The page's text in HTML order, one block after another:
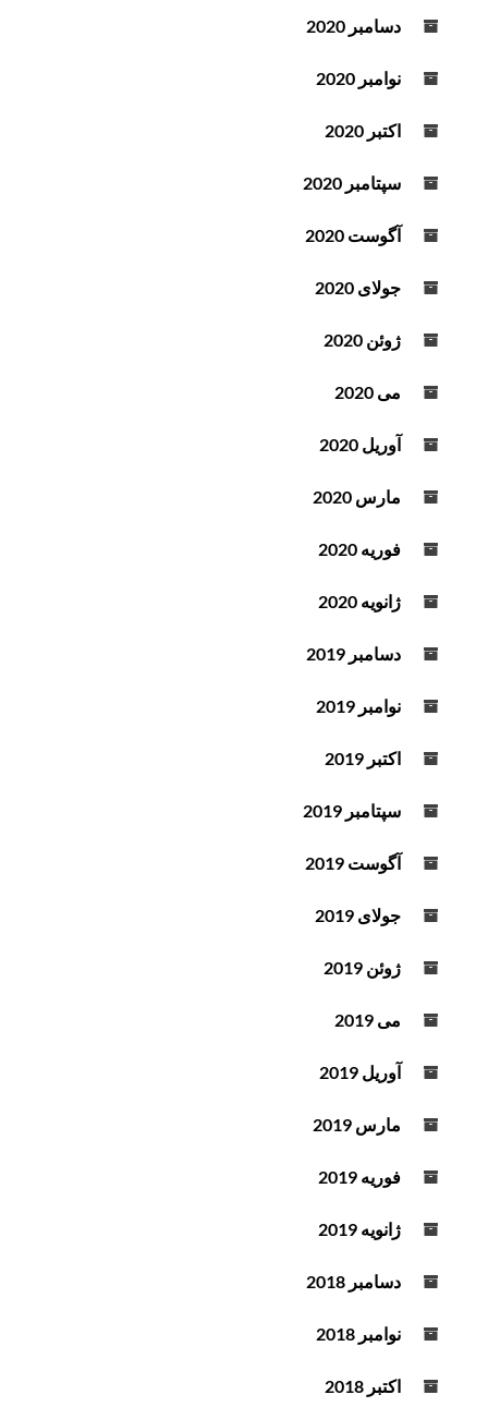
دسامبر 2020
نوامبر 2020
اکتبر 2020
سپتامبر 2020
آگوست 2020
جولای 2020
ژوئن 2020
می 2020
آوریل 2020
مارس 2020
فوریه 2020
ژانویه 2020
دسامبر 2019
نوامبر 2019
اکتبر 2019
سپتامبر 2019
آگوست 2019
جولای 2019
ژوئن 2019
می 2019
آوریل 2019
مارس 2019
فوریه 2019
ژانویه 2019
دسامبر 2018
نوامبر 2018
اکتبر 2018